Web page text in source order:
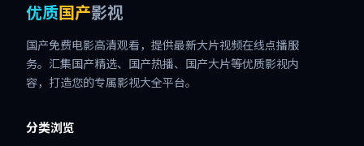
优质国产影视
国产免费电影高清观看，提供最新大片视频在线点播服
务。汇集国产精选、国产热播、国产大片等优质影视内
容，打造您的专属影视大全平台。
分类浏览